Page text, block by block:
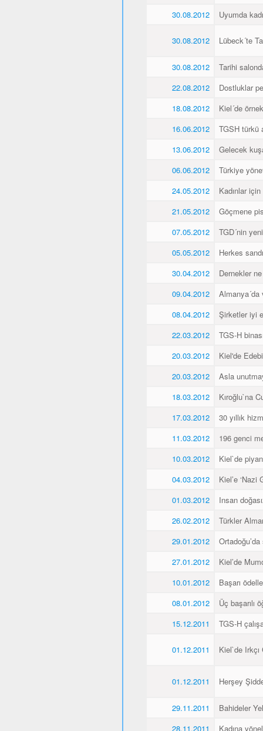
30.08.2012
Uyumda
30.08.2012 Lübeck´te
30.08.2012
Tarihi
22.08.2012
Dostluklar
18.08.2012
Kiel´de
16.06.2012
TGSH türkü
13.06.2012
Gelecek
06.06.2012
Türkiye
24.05.2012
Kadınlar
21.05.2012
Göçmene
07.05.2012
TGD´nin
05.05.2012
Herkes
30.04.2012
Dernekler
09.04.2012
Almanya´da
08.04.2012
Şirketler iyi
22.03.2012
TGS-H
20.03.2012
Kiel'de
20.03.2012
Asla
18.03.2012
Kıroğlu`na
17.03.2012
30 yıllık
11.03.2012
196 genci
10.03.2012
Kiel`de
04.03.2012
Kiel’e ‘Nazi
01.03.2012
Insan
26.02.2012
Türkler
29.01.2012
27.01.2012
Kiel’de
10.01.2012
Başarı
08.01.2012
Üç başarılı
15.12.2011
TGS-H
01.12.2011 Kiel`de Irkçı
01.12.2011 Herşey
29.11.2011
Bahideler
28.11.2011
Kadına